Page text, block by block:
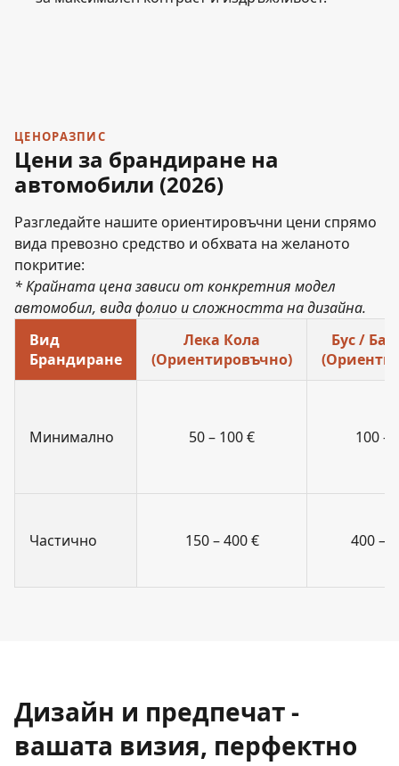
ЦЕНОРАЗПИС
Цени за брандиране на
автомобили (2026)
Разгледайте нашите ориентировъчни цени спрямо
вида превозно средство и обхвата на желаното
покритие:
* Крайната цена зависи от конкретния модел
автомобил, вида фолио и сложността на дизайна.
Вид
Брандиране
Лека Кола
(Ориентировъчно)
Бус /
Минимално 50 – 100 € 100 –
Частично 150 – 400 € 400 –
Дизайн и предпечат -
вашата визия, перфектно